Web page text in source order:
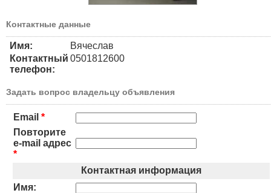
Контактные данные
Имя:
Вячеслав
Контактный
телефон:
0501812600
Задать вопрос владельцу объявления
Email *
Повторите
e-mail адрес
*
Контактная информация
Имя: